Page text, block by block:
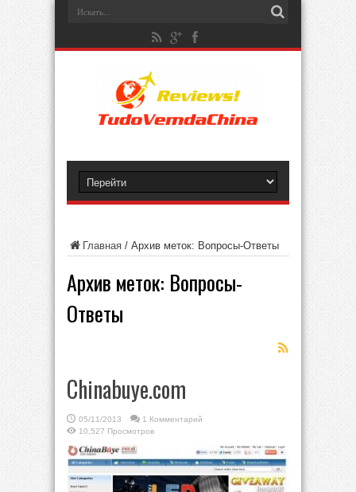
Главная / Архив меток: Вопросы-Ответы
Архив меток: Вопросы-
Ответы
Chinabuye.com
05/11/2013
1 Комментарий
10,527 Просмотров